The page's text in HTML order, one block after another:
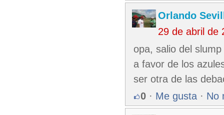
Orlando
29 de abril de
opa, salio del
a favor de los
ser otra de las
0 · Me gusta · No